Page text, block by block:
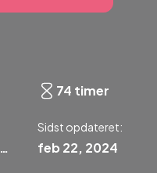
74 timer
Sidst opdateret:
feb 22, 2024